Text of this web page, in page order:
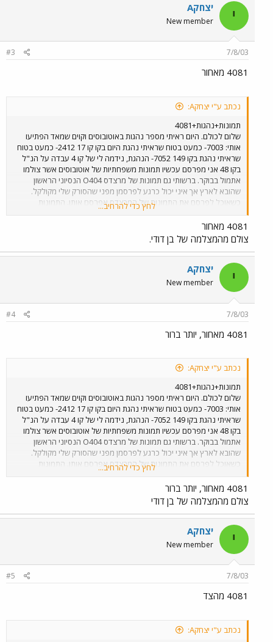
י יצחקA
New member
7/8/03
#3
4081 מאחור
נכתב ע"י יצחקA:
תמונות+נהגות+4081
שלום לכולם. היום ראיתי מספר נהגות באוטובוסים וקוים שמאד הפתיעו
אותי: 7003- כמעט בטוח שראיתי נהגת היום בקו קו 17 2412- כמעט בטוח
שראיתי נהגת בקו 149 7052- הנהגת, נידמה לי של קו 4 עבדה על הנ"ל
בקו 48 אני מפרסם עכשיו תמונות משפחתיות של אוטובוסים אשר צולמו
אתמול בבוקר. ברשותי גם תמונות של מרצדס O404 הנסיוני הראשון
שהובא לארץ אך איני יכול כרגע לפרסמן מפני שהסורק שלי מקולקל.
כשאוכל לפרסם את התמונות של המרצדס אפרסם אותן. התמונות
שאפרסם היום צולמו מהמצלמה הדיגיטלית של בן דודי כך שאלה התמונות
שצולם בשעה 9:40 בשדרות נורדאו, קו 5 בתל אביב.
לחץ כדי להרחיב...
4081 מאחור
צולם מהמצלמה של בן דודי.
י יצחקA
New member
7/8/03
#4
4081 מאחור, יותר ברור
נכתב ע"י יצחקA:
תמונות+נהגות+4081
שלום לכולם. היום ראיתי מספר נהגות באוטובוסים וקוים שמאד הפתיעו
אותי: 7003- כמעט בטוח שראיתי נהגת היום בקו קו 17 2412- כמעט בטוח
שראיתי נהגת בקו 149 7052- הנהגת, נידמה לי של קו 4 עבדה על הנ"ל
בקו 48 אני מפרסם עכשיו תמונות משפחתיות של אוטובוסים אשר צולמו
אתמול בבוקר. ברשותי גם תמונות של מרצדס O404 הנסיוני הראשון
שהובא לארץ אך איני יכול כרגע לפרסמן מפני שהסורק שלי מקולקל.
כשאוכל לפרסם את התמונות של המרצדס אפרסם אותן. התמונות
שאפרסם היום צולמו מהמצלמה הדיגיטלית של בן דודי כך שאלה התמונות
שצולם בשעה 9:40 בשדרות נורדאו, קו 5 בתל אביב.
לחץ כדי להרחיב...
4081 מאחור, יותר ברור
צולם מהמצלמה של בן דודי
י יצחקA
New member
7/8/03
#5
4081 מהצד
נכתב ע"י יצחקA: